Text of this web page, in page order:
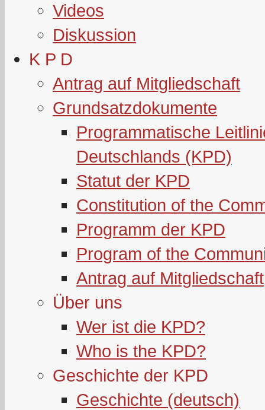
Videos
Diskussion
K P D
Antrag auf Mitgliedschaft
Grundsatzdokumente
Programmatische
Deutschlands (KPD)
Statut der KPD
Constitution of the
Programm der KPD
Program of the
Antrag auf Mitgliedschaft
Über uns
Wer ist die KPD?
Who is the KPD?
Geschichte der KPD
Geschichte (deutsch)